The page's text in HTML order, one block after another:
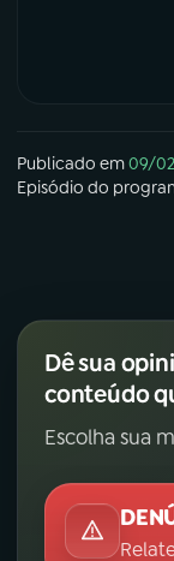
Publicado em09/
Episódio do
Dê sua
conteúdo
Escolha sua